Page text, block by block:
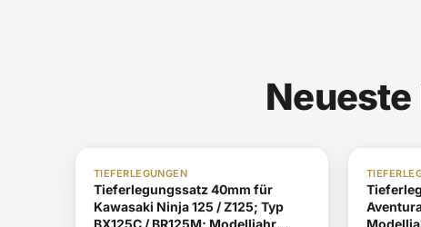
ABE i.V.
TIEFERLEGUNGEN
Tieferlegungssatz 40mm für
Kawasaki Ninja 125 / Z125; Typ
BX125C / BR125M; Modelljahr
ABE i.V.